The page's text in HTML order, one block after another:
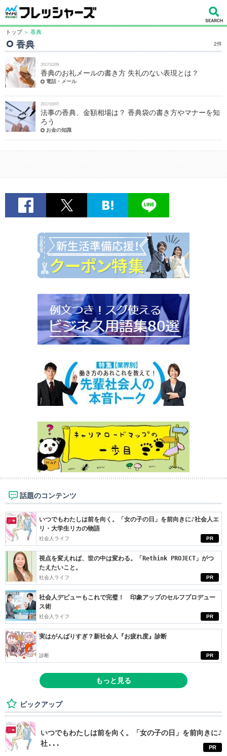
トップ ＞ 香典
香典 2件
2017/12/09
香典のお礼メールの書き方 失礼のない表現とは？
電話・メール
2017/10/07
法事の香典、金額相場は？ 香典袋の書き方やマナーを知
ろう
お金の知識
話題のコンテンツ
PR
いつでもわたしは前を向く。「女の子の日」を前向きに♪社会人エ
リ・大学生リカの物語
社会人ライフ
PR
視点を変えれば、世の中は変わる。「Rethink PROJECT」がつ
たえたいこと。
社会人ライフ
PR
社会人デビューもこれで完璧！ 印象アップのセルフプロデュー
ス術
社会人ライフ
PR
実はがんばりすぎ？新社会人『お疲れ度』診断
診断
もっと見る
ピックアップ
いつでもわたしは前を向く。「女の子の日」を前向きに♪
社...
PR